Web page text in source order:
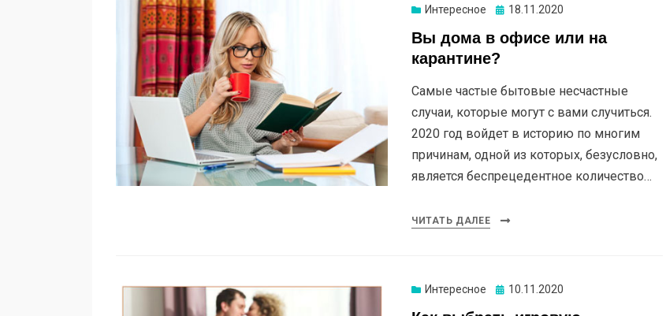
Интересное Опубликовано
18.11.2020
Вы дома в офисе или на
карантине?
Самые частые бытовые несчастные
случаи, которые могут с вами случиться.
2020 год войдет в историю по многим
причинам, одной из которых, безусловно,
является беспрецедентное количество…
ЧИТАТЬ ДАЛЕЕ
Интересное Опубликовано
10.11.2020